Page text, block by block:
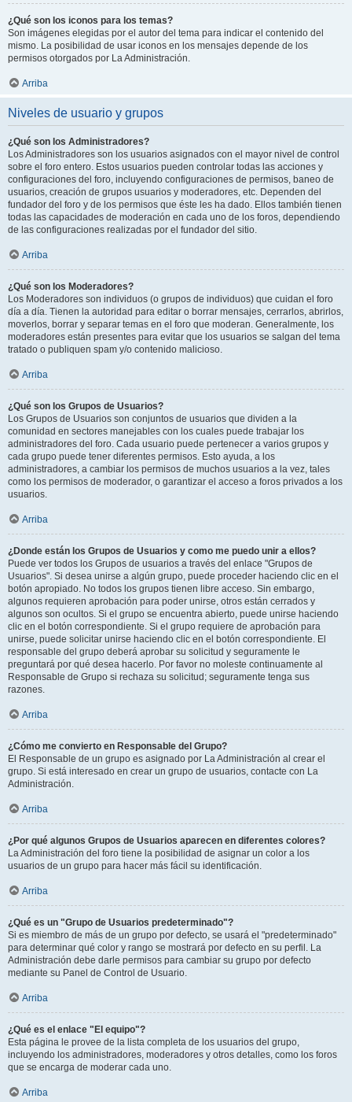
¿Qué son los iconos para los temas?
Son imágenes elegidas por el autor del tema para indicar el contenido del
mismo. La posibilidad de usar iconos en los mensajes depende de los
permisos otorgados por La Administración.
Arriba
Niveles de usuario y grupos
¿Qué son los Administradores?
Los Administradores son los usuarios asignados con el mayor nivel de control
sobre el foro entero. Estos usuarios pueden controlar todas las acciones y
configuraciones del foro, incluyendo configuraciones de permisos, baneo de
usuarios, creación de grupos usuarios y moderadores, etc. Dependen del
fundador del foro y de los permisos que éste les ha dado. Ellos también tienen
todas las capacidades de moderación en cada uno de los foros, dependiendo
de las configuraciones realizadas por el fundador del sitio.
Arriba
¿Qué son los Moderadores?
Los Moderadores son individuos (o grupos de individuos) que cuidan el foro
día a día. Tienen la autoridad para editar o borrar mensajes, cerrarlos, abrirlos,
moverlos, borrar y separar temas en el foro que moderan. Generalmente, los
moderadores están presentes para evitar que los usuarios se salgan del tema
tratado o publiquen spam y/o contenido malicioso.
Arriba
¿Qué son los Grupos de Usuarios?
Los Grupos de Usuarios son conjuntos de usuarios que dividen a la
comunidad en sectores manejables con los cuales puede trabajar los
administradores del foro. Cada usuario puede pertenecer a varios grupos y
cada grupo puede tener diferentes permisos. Esto ayuda, a los
administradores, a cambiar los permisos de muchos usuarios a la vez, tales
como los permisos de moderador, o garantizar el acceso a foros privados a los
usuarios.
Arriba
¿Donde están los Grupos de Usuarios y como me puedo unir a ellos?
Puede ver todos los Grupos de usuarios a través del enlace "Grupos de
Usuarios". Si desea unirse a algún grupo, puede proceder haciendo clic en el
botón apropiado. No todos los grupos tienen libre acceso. Sin embargo,
algunos requieren aprobación para poder unirse, otros están cerrados y
algunos son ocultos. Si el grupo se encuentra abierto, puede unirse haciendo
clic en el botón correspondiente. Si el grupo requiere de aprobación para
unirse, puede solicitar unirse haciendo clic en el botón correspondiente. El
responsable del grupo deberá aprobar su solicitud y seguramente le
preguntará por qué desea hacerlo. Por favor no moleste continuamente al
Responsable de Grupo si rechaza su solicitud; seguramente tenga sus
razones.
Arriba
¿Cómo me convierto en Responsable del Grupo?
El Responsable de un grupo es asignado por La Administración al crear el
grupo. Si está interesado en crear un grupo de usuarios, contacte con La
Administración.
Arriba
¿Por qué algunos Grupos de Usuarios aparecen en diferentes colores?
La Administración del foro tiene la posibilidad de asignar un color a los
usuarios de un grupo para hacer más fácil su identificación.
Arriba
¿Qué es un "Grupo de Usuarios predeterminado"?
Si es miembro de más de un grupo por defecto, se usará el "predeterminado"
para determinar qué color y rango se mostrará por defecto en su perfil. La
Administración debe darle permisos para cambiar su grupo por defecto
mediante su Panel de Control de Usuario.
Arriba
¿Qué es el enlace "El equipo"?
Esta página le provee de la lista completa de los usuarios del grupo,
incluyendo los administradores, moderadores y otros detalles, como los foros
que se encarga de moderar cada uno.
Arriba